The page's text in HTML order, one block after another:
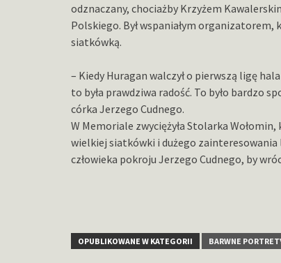
odznaczany, chociażby Krzyżem
Polskiego. Był wspaniałym organizatorem,
siatkówką.
– Kiedy Huragan walczył o pierwszą ligę
to była prawdziwa radość. To było bardzo
córka Jerzego Cudnego.
W Memoriale zwyciężyła Stolarka Wołomin,
wielkiej siatkówki i dużego
człowieka pokroju Jerzego Cudnego, by
OPUBLIKOWANE W KATEGORII BARWNE